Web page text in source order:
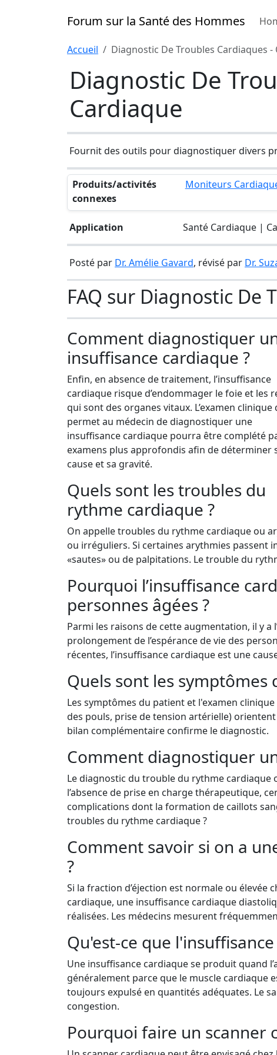
Forum sur la Santé des Hommes
Accueil Diagnostic De Troubles Cardiaques
Diagnostic De
Cardiaque
Fournit des outils pour diagnostiquer divers
Produits/activités
connexes
Moniteurs
Application Santé Cardiaque |
Posté par Dr. Amélie Gavard, révisé par Dr.
FAQ sur Diagnostic De
Comment diagnostiquer
insuffisance cardiaque ?
Enfin, en absence de traitement, l’insuffisance
cardiaque risque d’endommager le foie et les
qui sont des organes vitaux. L’examen clinique
permet au médecin de diagnostiquer une
insuffisance cardiaque pourra être complété
examens plus approfondis afin de déterminer
cause et sa gravité.
Quels sont les troubles du
rythme cardiaque ?
On appelle troubles du rythme cardiaque ou
ou irréguliers. Si certaines arythmies passent
«sautes» ou de palpitations. Le trouble du
Pourquoi l’insuffisance
personnes âgées ?
Parmi les raisons de cette augmentation, il y
prolongement de l’espérance de vie des
récentes, l’insuffisance cardiaque est une
Quels sont les symptômes
Les symptômes du patient et l'examen
des pouls, prise de tension artérielle)
bilan complémentaire confirme le diagnostic.
Comment diagnostiquer
Le diagnostic du trouble du rythme cardiaque
l’absence de prise en charge thérapeutique,
complications dont la formation de caillots
troubles du rythme cardiaque ?
Comment savoir si on a
?
Si la fraction d’éjection est normale ou élevée
cardiaque, une insuffisance cardiaque
réalisées. Les médecins mesurent
Qu'est-ce que
Une insuffisance cardiaque se produit quand
généralement parce que le muscle cardiaque
toujours expulsé en quantités adéquates. Le
congestion.
Pourquoi faire un scanner